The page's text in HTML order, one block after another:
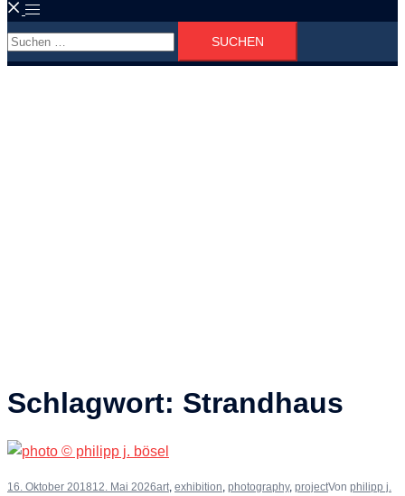
Menü
umschalten
Suchen
nach:
Schlagwort: Strandhaus
16. Oktober 201812. Mai 2026art, exhibition, photography, projectVon philipp j.